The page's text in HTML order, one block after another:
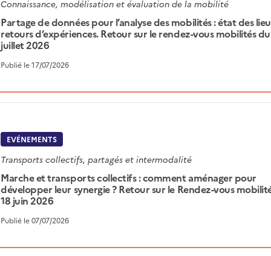
Connaissance, modélisation et évaluation de la mobilité
Partage de données pour l’analyse des mobilités : état des
retours d’expériences. Retour sur le rendez-vous mobilités
juillet 2026
Publié le 17/07/2026
EVÉNEMENTS
Transports collectifs, partagés et intermodalité
Marche et transports collectifs : comment aménager pour
développer leur synergie ? Retour sur le Rendez-vous
18 juin 2026
Publié le 07/07/2026